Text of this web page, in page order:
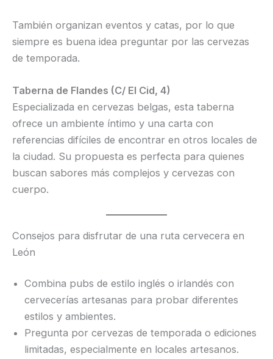
También organizan eventos y catas, por lo que
siempre es buena idea preguntar por las cervezas
de temporada.
Taberna de Flandes (C/ El Cid, 4)
Especializada en cervezas belgas, esta taberna
ofrece un ambiente íntimo y una carta con
referencias difíciles de encontrar en otros locales de
la ciudad. Su propuesta es perfecta para quienes
buscan sabores más complejos y cervezas con
cuerpo.
Consejos para disfrutar de una ruta cervecera en
León
Combina pubs de estilo inglés o irlandés con
cervecerías artesanas para probar diferentes
estilos y ambientes.
Pregunta por cervezas de temporada o ediciones
limitadas, especialmente en locales artesanos.